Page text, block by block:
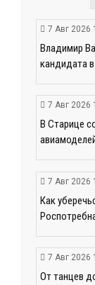
7 Авг 2026
Владимир
кандидата
7 Авг 2026
В Старице
7 Авг 2026
Как
7 Авг 2026
От танцев